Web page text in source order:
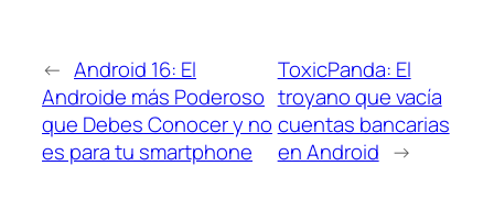
← Android 16: El
Androide más Poderoso
que Debes Conocer y no
es para tu smartphone
ToxicPanda: El
troyano que vacía
cuentas bancarias
en Android →